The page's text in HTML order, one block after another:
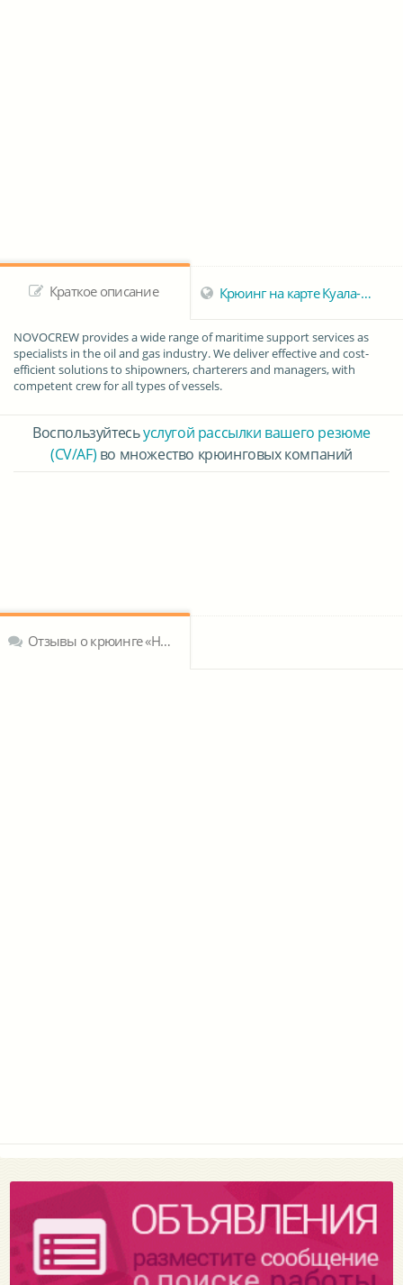
Краткое описание Крюинг на карте Куала-Белайта
NOVOCREW provides a wide range of maritimesupport servicesas
specialists in the oil and gas industry. We deliver effective and cost-
efficient solutions to shipowners, charterers and managers, with
competent crew for all types of vessels.
Воспользуйтесьуслугой рассылки вашего резюме
(CV/AF) во множество крюинговых компаний
Отзывы о крюинге «НОВОКрю»